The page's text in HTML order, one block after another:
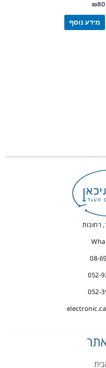
₪80
מידע נוסף
08-
052-
052-